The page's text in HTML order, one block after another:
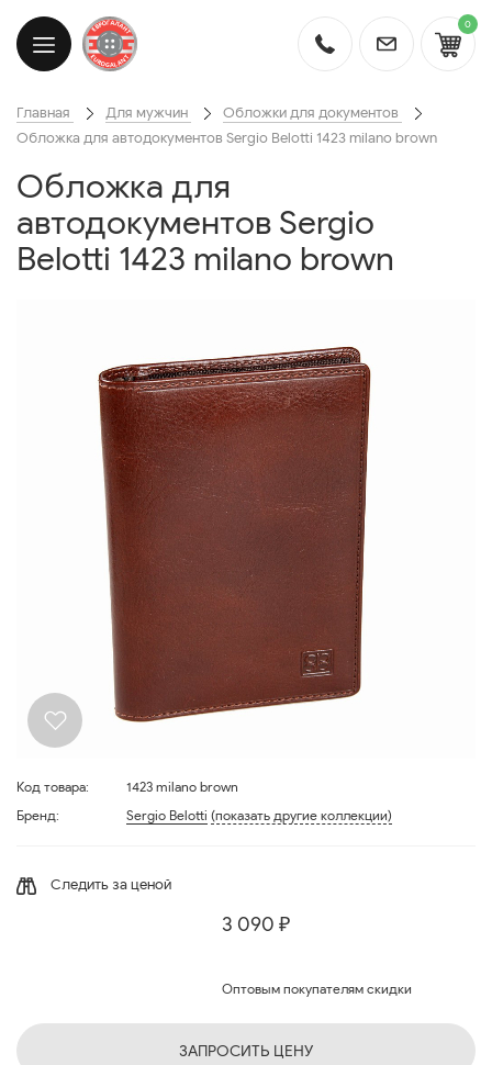
0
Главная Для мужчин
Обложки для документов
Обложка для автодокументов Sergio Belotti 1423 milano brown
Обложка для
автодокументов Sergio
Belotti 1423 milano brown
Код товара:
1423 milano brown
Бренд:
Sergio Belotti (показать другие коллекции)
Следить за ценой
3 090 ₽
Оптовым покупателям скидки
ЗАПРОСИТЬ ЦЕНУ